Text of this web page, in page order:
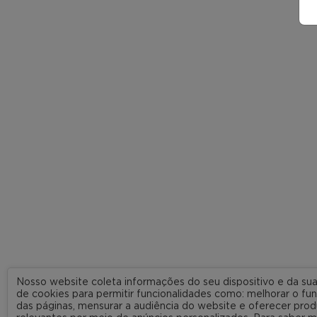
Nosso website coleta informações do seu dispositivo e da
de cookies para permitir funcionalidades como: melhorar o
das páginas, mensurar a audiência do website e oferecer